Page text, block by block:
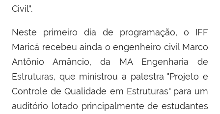
Civil".
Neste primeiro dia de programação, o IFF
Maricá recebeu ainda o engenheiro civil Marco
Antônio Amâncio, da MA Engenharia de
Estruturas, que ministrou a palestra "Projeto e
Controle de Qualidade em Estruturas" para um
auditório lotado principalmente de estudantes